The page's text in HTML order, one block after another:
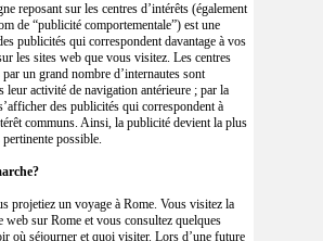
reposant sur les centres d’intérêts (également
de “publicité comportementale”) est une
publicités qui correspondent davantage à vos
les sites web que vous visitez. Les centres
par un grand nombre d’internautes sont
leur activité de navigation antérieure ; par la
des publicités qui correspondent à
communs. Ainsi, la publicité devient la plus
possible.
projetiez un voyage à Rome. Vous visitez la
web sur Rome et vous consultez quelques
où séjourner et quoi visiter. Lors d’une future